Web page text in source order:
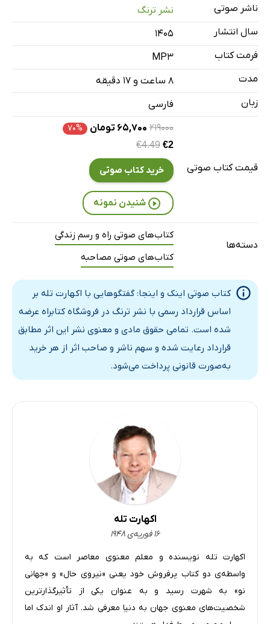
گفتگوی ششم: بیداری
گفتگوی هفتم: عشق
گفتگوی هشتم: کنش بیدار
گفتگوی نهم: رهایی از فکر
گفتگوی دهم: معلم معنوی
گفتگوی دوازدهم: اشتیاق، لذت، پذیرش
گفتگوی سیزدهم: خلوت و تنهایی
گفتگوی چهاردهم: صدای درون سر
گفتگوی پانزدهم - قسمت اول: دیوانگی جمعی بشر
30 دقیقه گفتگوی پانزدهم - قسمت دوم
30 دقیقه
26 دقیقه گفتگوی پانزدهم - قسمت چهارم
ناشر صوتی
نشر ترنگ
سال انتشار
۱۴۰۵
فرمت کتاب
MP3
مدت
۸ ساعت و ۱۷ دقیقه
زبان
فارسی
قیمت کتاب صوتی
۲۱۹۰۰۰ ۶۵,۷۰۰ تومان ۷۰%
€4.49 €2
خرید کتاب صوتی
شنیدن نمونه
دسته‌ها
کتاب‌های صوتی راه و رسم زندگی
کتاب‌های صوتی مصاحبه
کتاب صوتی اینک و اینجا: گفتگوهایی با اکهارت تله بر
اساس قرارداد رسمی با نشر ترنگ در فروشگاه کتابراه عرضه
شده است. تمامی حقوق مادی و معنوی نشر این اثر مطابق
قرارداد رعایت شده و سهم ناشر و صاحب اثر از هر خرید
به‌صورت قانونی پرداخت می‌شود.
اکهارت تله
۱۶ فوریه‌ی ۱۹۴۸
اکهارت تله نویسنده و معلم معنوی معاصر است که به
واسطه‌ی دو کتاب پرفروش خود یعنی «نیروی حال» و «جهانی
نو» به شهرت رسید و به عنوان یکی از تأثیر‌گذارترین
شخصیت‌های معنوی جهان به دنیا معرفی شد. آثار او اندک اما